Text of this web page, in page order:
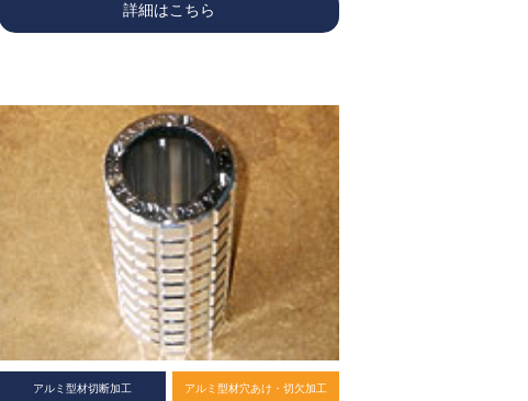
詳細はこちら
アルミ型材切断加工 アルミ型材穴あけ・切欠加工